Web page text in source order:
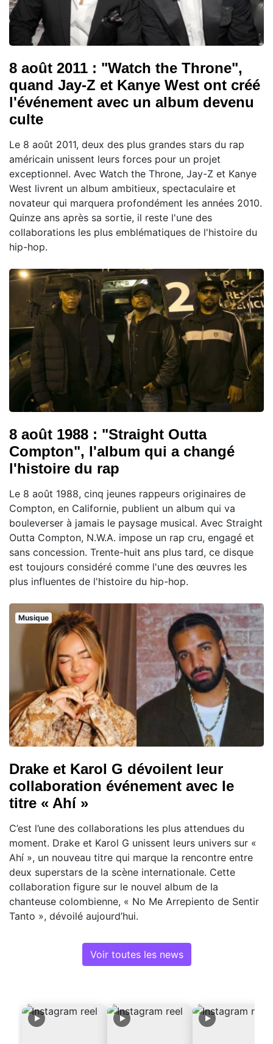
8 août 2011 : "Watch the Throne",
quand Jay-Z et Kanye West ont créé
l'événement avec un album devenu
culte
Le 8 août 2011, deux des plus grandes stars du rap
américain unissent leurs forces pour un projet
exceptionnel. Avec Watch the Throne, Jay-Z et Kanye
West livrent un album ambitieux, spectaculaire et
novateur qui marquera profondément les années 2010.
Quinze ans après sa sortie, il reste l'une des
collaborations les plus emblématiques de l'histoire du
hip-hop.
8 août 1988 : "Straight Outta
Compton", l'album qui a changé
l'histoire du rap
Le 8 août 1988, cinq jeunes rappeurs originaires de
Compton, en Californie, publient un album qui va
bouleverser à jamais le paysage musical. Avec Straight
Outta Compton, N.W.A. impose un rap cru, engagé et
sans concession. Trente-huit ans plus tard, ce disque
est toujours considéré comme l'une des œuvres les
plus influentes de l'histoire du hip-hop.
Musique
Drake et Karol G dévoilent leur
collaboration événement avec le
titre « Ahí »
C’est l’une des collaborations les plus attendues du
moment. Drake et Karol G unissent leurs univers sur «
Ahí », un nouveau titre qui marque la rencontre entre
deux superstars de la scène internationale. Cette
collaboration figure sur le nouvel album de la
chanteuse colombienne, « No Me Arrepiento de Sentir
Tanto », dévoilé aujourd’hui.
Voir toutes les news